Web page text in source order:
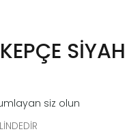
SİYAH
siz olun